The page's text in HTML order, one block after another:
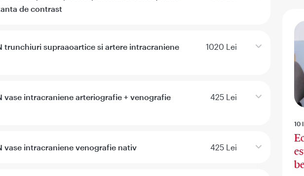
de contrast
trunchiuri supraaoartice si artere intracraniene 1020 Lei
vase intracraniene arteriografie + venografie 425 Lei
vase intracraniene venografie nativ 425 Lei
10